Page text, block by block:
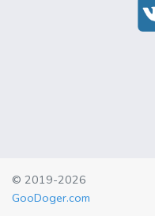
© 2019-2026
GooDoger.com